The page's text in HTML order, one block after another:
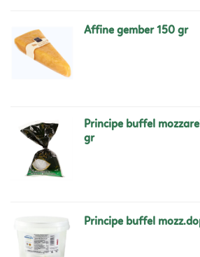
affine gember 150 gr
principe buffel mozzarella dop 250
gr
principe buffel